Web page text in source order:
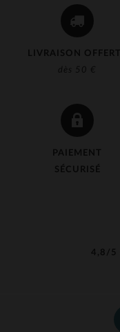
LIVRAISON
dès 50 €
PAIEMENT
SÉCURISÉ
4,8/5